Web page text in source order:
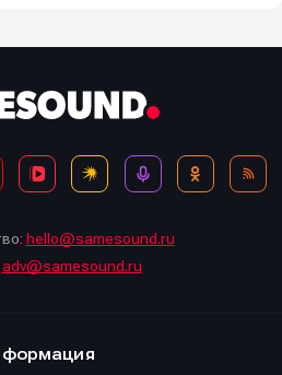
hello@samesound.ru
adv@samesound.ru